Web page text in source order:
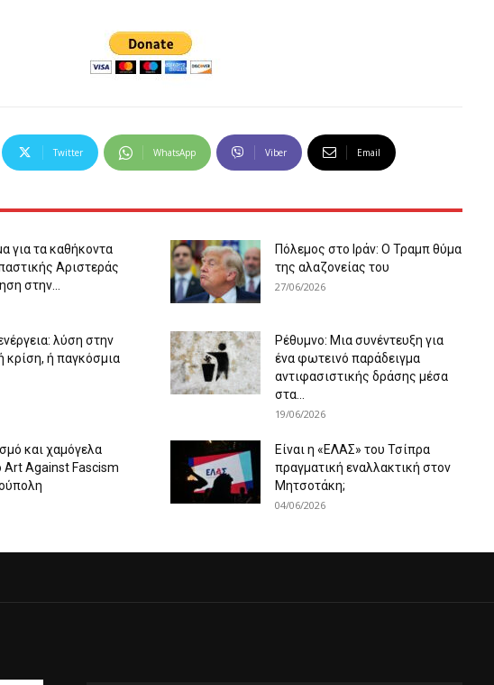
Twitter WhatsApp Viber Email
για τα καθήκοντα
Αριστεράς
στην...
Πόλεμος στο Ιράν: Ο Τραμπ θύμα
της αλαζονείας του
27/06/2026
λύση στην
κρίση, ή παγκόσμια
Ρέθυμνο: Μια συνέντευξη για
ένα φωτεινό παράδειγμα
αντιφασιστικής δράσης μέσα
στα...
19/06/2026
και χαμόγελα
Art Against Fascism
Είναι η «ΕΛΑΣ» του Τσίπρα
πραγματική εναλλακτική στον
Μητσοτάκη;
04/06/2026